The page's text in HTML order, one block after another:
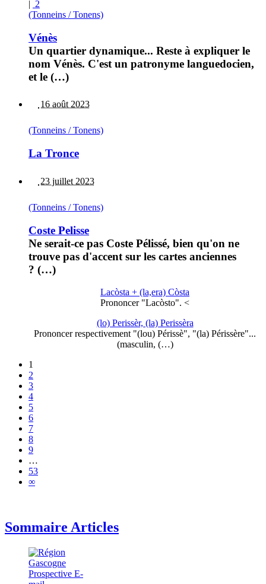
| 2
(Tonneins / Tonens)
Vénès
Un quartier dynamique... Reste à expliquer le
nom Vénès. C'est un patronyme languedocien,
et le (…)
16 août 2023
(Tonneins / Tonens)
La Tronce
23 juillet 2023
(Tonneins / Tonens)
Coste Pelisse
Ne serait-ce pas Coste Pélissé, bien qu'on ne
trouve pas d'accent sur les cartes anciennes
? (…)
Lacòsta + (la,era) Còsta
Prononcer "Lacòsto". <
(lo) Perissèr, (la) Perissèra
Prononcer respectivement "(lou) Périssè", "(la) Périssère"...
(masculin, (…)
1
2
3
4
5
6
7
8
9
…
53
∞
Sommaire Articles